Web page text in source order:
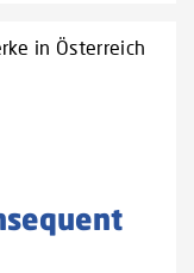
in Österreich